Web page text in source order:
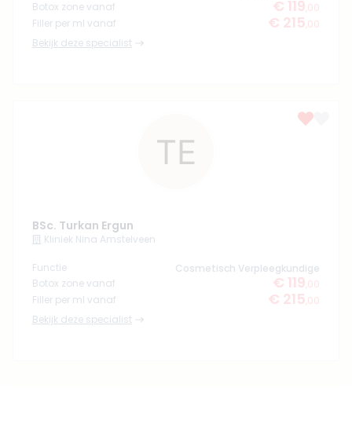
Botox zone vanaf
€ 119 ,00
Filler per ml vanaf
€ 215 ,00
Bekijk deze specialist
BSc. Turkan Ergun
Kliniek Nina Amstelveen
Functie
Cosmetisch Verpleegkundige
Botox zone vanaf
€ 119 ,00
Filler per ml vanaf
€ 215 ,00
Bekijk deze specialist